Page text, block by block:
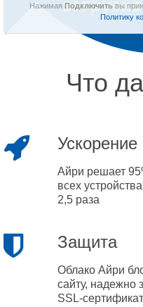
Нажимая Подключитьвы
Политику
Что
Ускорение
Айри решает
всех
2,5 раза
Защита
Облако Айри
сайту, надежно
SSL-сертификат